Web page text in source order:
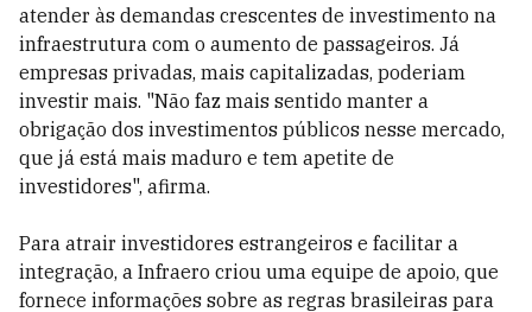
atender às demandas crescentes de investimento na
infraestrutura com o aumento de passageiros. Já
empresas privadas, mais capitalizadas, poderiam
investir mais. "Não faz mais sentido manter a
obrigação dos investimentos públicos nesse mercado,
que já está mais maduro e tem apetite de
investidores", afirma.
Para atrair investidores estrangeiros e facilitar a
integração, a Infraero criou uma equipe de apoio, que
fornece informações sobre as regras brasileiras para